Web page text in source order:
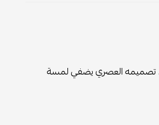
تصميمه العصري يضفي لمسة